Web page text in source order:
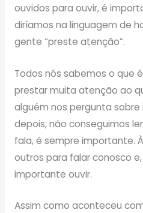
ouvidos para ouvir, é
diríamos na linguagem de
gente “preste atenção”.
Todos nós sabemos o que
prestar muita atenção ao
alguém nos pergunta sobre
depois, não conseguimos
fala, é sempre importante.
outros para falar conosco
importante ouvir.
Assim como aconteceu